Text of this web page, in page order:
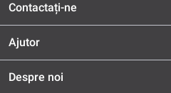
Contactați-ne
Ajutor
Despre noi